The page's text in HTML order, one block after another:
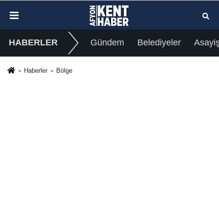
HABERLER Gündem Belediyeler
Haberler Bölge